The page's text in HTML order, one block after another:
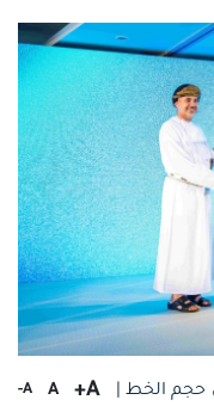
حجم الخط | A+
A
A-